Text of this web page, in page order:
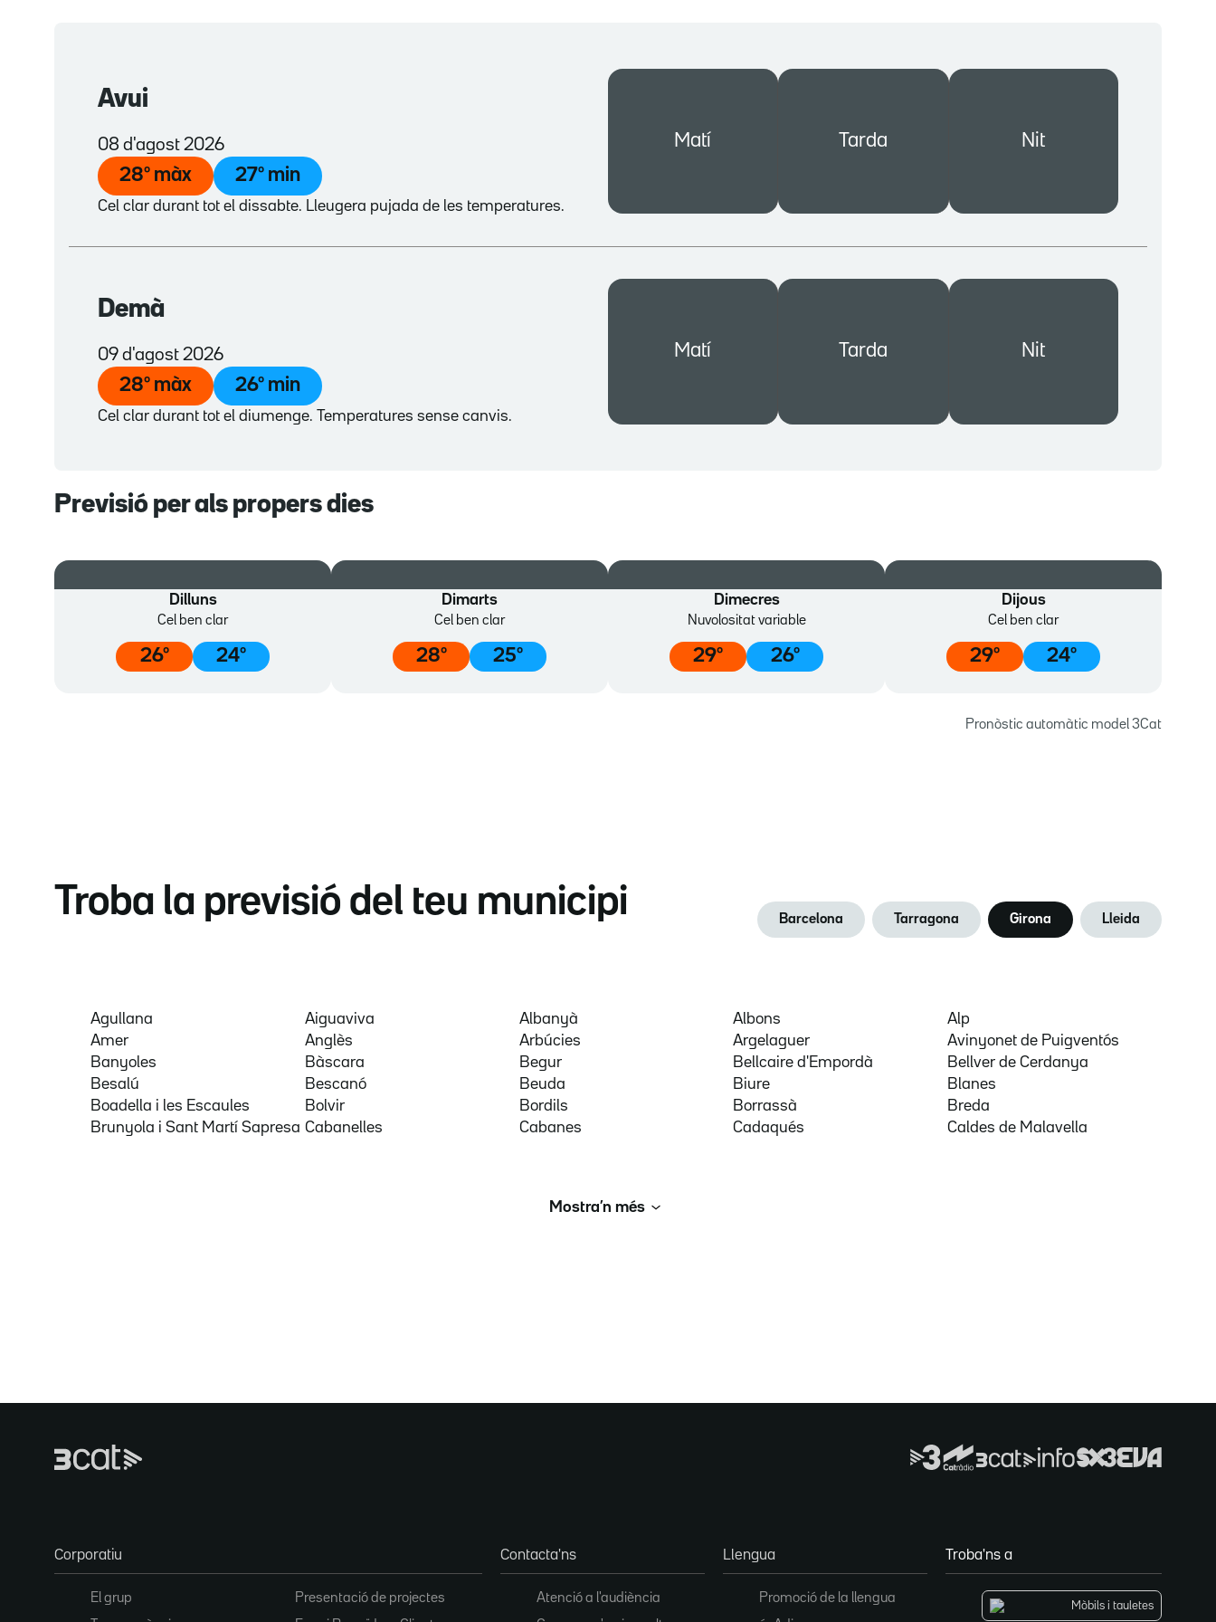
Avui
08 d'agost 2026
28º màx 27º min
Cel clar durant tot el dissabte. Lleugera pujada de les temperatures.
Matí Tarda Nit
Demà
09 d'agost 2026
28º màx 26º min
Cel clar durant tot el diumenge. Temperatures sense canvis.
Matí Tarda Nit
Previsió per als propers dies
Dilluns
Cel ben clar
26º 24º
Dimarts
Cel ben clar
28º 25º
Dimecres
Nuvolositat variable
29º 26º
Dijous
Cel ben clar
29º 24º
Pronòstic automàtic model 3Cat
Troba la previsió del teu municipi Barcelona Tarragona Girona Lleida
Agullana Aiguaviva Albanyà Albons
Alp
Amer
Anglès Arbúcies Argelaguer
Avinyonet de Puigventós
Banyoles
Bàscara Begur Bellcaire d'Empordà
Bellver de Cerdanya
Besalú
Bescanó Beuda Biure
Blanes
Boadella i les Escaules
Bolvir Bordils Borrassà
Breda
Brunyola i Sant Martí Sapresa Cabanelles Cabanes Cadaqués Caldes de Malavella
Mostra’n més
Corporatiu
El grup Presentació de projectes
Contacta'ns
Atenció a l'audiència
Llengua
Promoció de la llengua
Troba'ns a
Mòbils i tauletes